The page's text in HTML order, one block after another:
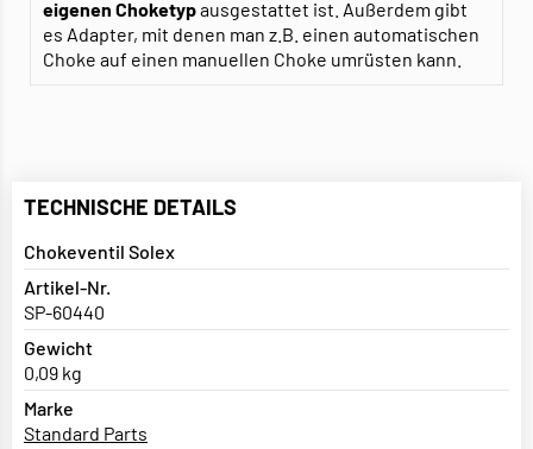
eigenen Choketypausgestattet ist. Außerdem gibt
es Adapter, mit denen man z.B. einen automatischen
Choke auf einen manuellen Choke umrüsten kann.
TECHNISCHE DETAILS
Chokeventil Solex
Artikel-Nr.
SP-60440
Gewicht
0,09 kg
Marke
Standard Parts